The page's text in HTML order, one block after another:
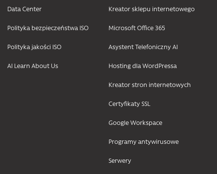
Data Center
Polityka bezpieczeństwa ISO
Polityka jakości ISO
AI Learn About Us
Kreator sklepu internetowego
Microsoft Office 365
Asystent Telefoniczny AI
Hosting dla WordPressa
Kreator stron internetowych
Certyfikaty SSL
Google Workspace
Programy antywirusowe
Serwery